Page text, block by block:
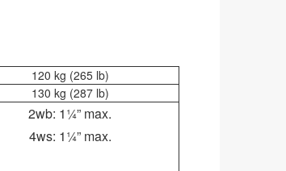
120 kg (265 lb)
130 kg (287 lb)
2wb: 1¼” max.
4ws: 1¼” max.